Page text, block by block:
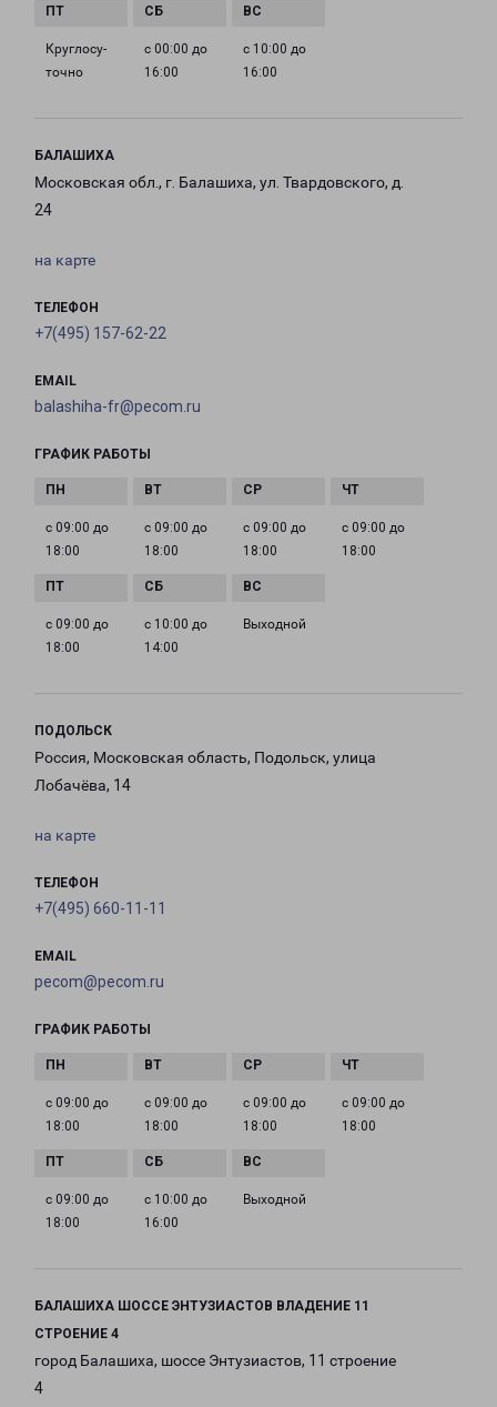
Круглосу­
точно
с 00:00 до
16:00
с 10:00 до
16:00
БАЛАШИХА
Московская обл., г. Балашиха, ул. Твардовского, д.
24
на карте
ТЕЛЕФОН
+7(495) 157-62-22
EMAIL
balashiha-fr@pecom.ru
ГРАФИК РАБОТЫ
с 09:00 до
18:00
с 09:00 до
18:00
с 09:00 до
18:00
с 09:00 до
18:00
с 09:00 до
18:00
с 10:00 до
14:00
Выходной
ПОДОЛЬСК
Россия, Московская область, Подольск, улица
Лобачёва, 14
на карте
ТЕЛЕФОН
+7(495) 660-11-11
EMAIL
pecom@pecom.ru
ГРАФИК РАБОТЫ
с 09:00 до
18:00
с 09:00 до
18:00
с 09:00 до
18:00
с 09:00 до
18:00
с 09:00 до
18:00
с 10:00 до
16:00
Выходной
БАЛАШИХА ШОССЕ ЭНТУЗИАСТОВ ВЛАДЕНИЕ 11
СТРОЕНИЕ 4
город Балашиха, шоссе Энтузиастов, 11 строение
4